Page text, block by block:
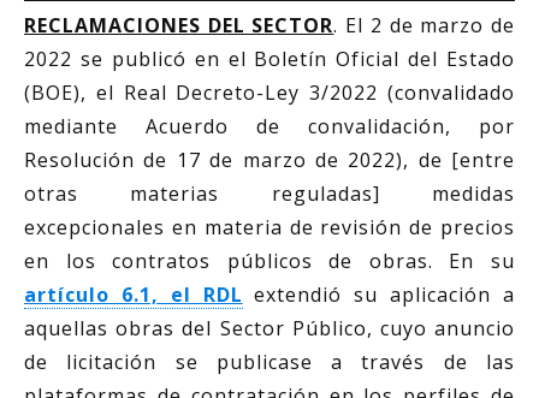
RECLAMACIONES DEL SECTOR. El 2 de marzo de
2022 se publicó en el Boletín Oficial del Estado
(BOE), el Real Decreto-Ley 3/2022 (convalidado
mediante Acuerdo de convalidación, por
Resolución de 17 de marzo de 2022), de [entre
otras materias reguladas] medidas
excepcionales en materia de revisión de precios
en los contratos públicos de obras. En su
artículo 6.1, el RDL extendió su aplicación a
aquellas obras del Sector Público, cuyo anuncio
de licitación se publicase a través de las